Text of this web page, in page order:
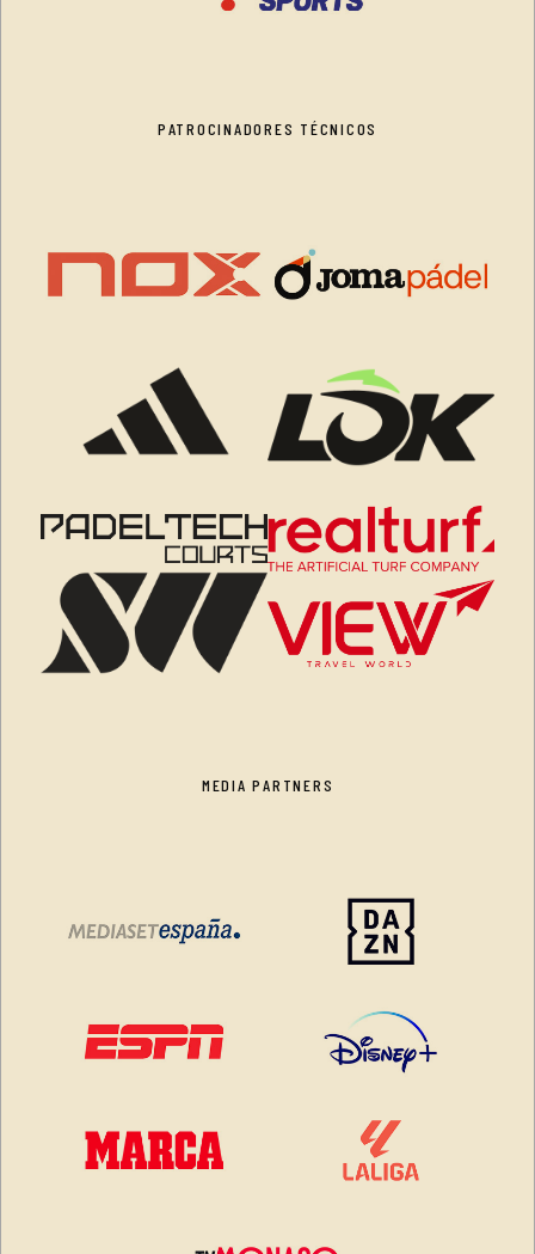
PATROCINADORES TÉCNICOS
MEDIA PARTNERS